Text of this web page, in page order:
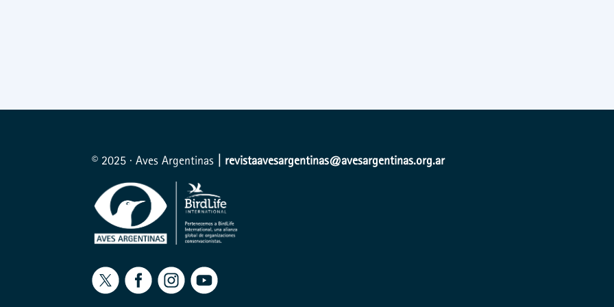
© 2025 · Aves Argentinas | revistaavesargentinas@avesargentinas.org.ar